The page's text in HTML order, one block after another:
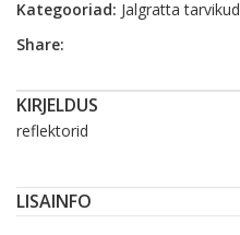
Kategooriad: Jalgratta tarvikud
Share:
KIRJELDUS
reflektorid
LISAINFO